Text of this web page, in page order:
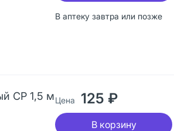
В аптеку завтра или позже
СР 1,5 мЦена 125 ₽
В корзину